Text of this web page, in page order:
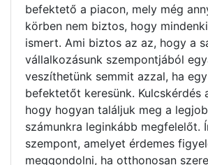
befektető a piacon, mely még
körben nem biztos, hogy
ismert. Ami biztos az az, hogy a
vállalkozásunk szempontjából
veszíthetünk semmit azzal, ha
befektetőt keresünk. Kulcskérdés
hogy hogyan találjuk meg a
számunkra leginkább megfelelőt.
szempont, amelyet érdemes
meggondolni, ha otthonosan